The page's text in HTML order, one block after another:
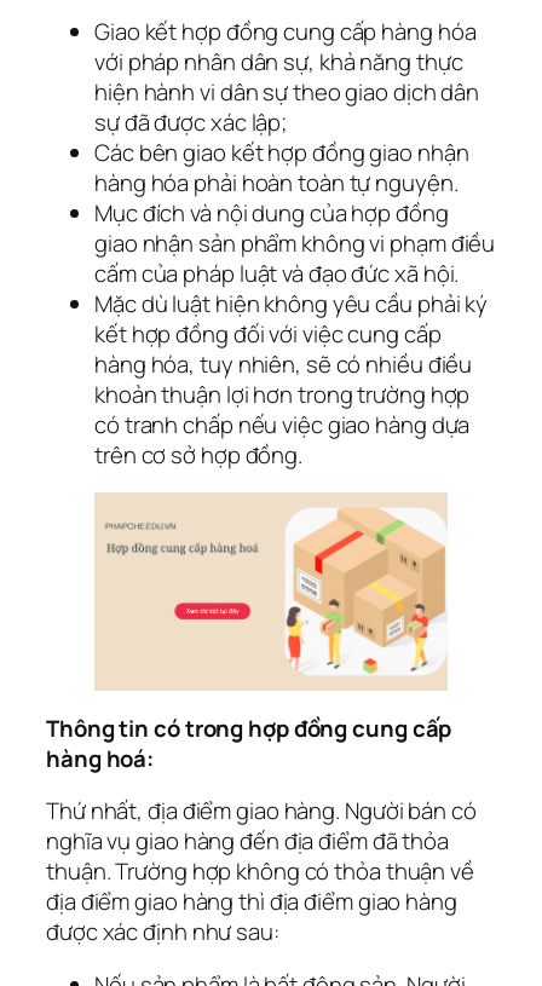
Giao kết hợp đồng cung cấp hàng hóa
với pháp nhân dân sự, khả năng thực
hiện hành vi dân sự theo giao dịch dân
sự đã được xác lập;
Các bên giao kết hợp đồng giao nhận
hàng hóa phải hoàn toàn tự nguyện.
Mục đích và nội dung của hợp đồng
giao nhận sản phẩm không vi phạm điều
cấm của pháp luật và đạo đức xã hội.
Mặc dù luật hiện không yêu cầu phải ký
kết hợp đồng đối với việc cung cấp
hàng hóa, tuy nhiên, sẽ có nhiều điều
khoản thuận lợi hơn trong trường hợp
có tranh chấp nếu việc giao hàng dựa
trên cơ sở hợp đồng.
Thông tin có trong hợp đồng cung cấp
hàng hoá:
Thứ nhất, địa điểm giao hàng. Người bán có
nghĩa vụ giao hàng đến địa điểm đã thỏa
thuận. Trường hợp không có thỏa thuận về
địa điểm giao hàng thì địa điểm giao hàng
được xác định như sau: